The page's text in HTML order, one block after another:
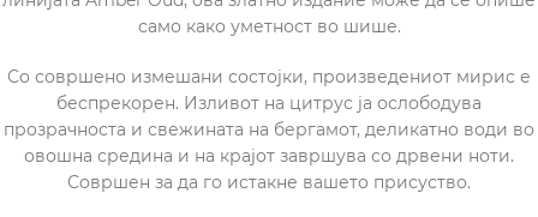
само како уметност во шише.
Со совршено измешани состојки, произведениот мирис е
беспрекорен. Изливот на цитрус ја ослободува
прозрачноста и свежината на бергамот, деликатно води во
овошна средина и на крајот завршува со дрвени ноти.
Совршен за да го истакне вашето присуство.